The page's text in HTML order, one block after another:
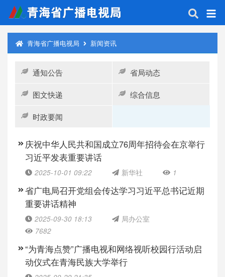
青海省广播电视局 新闻资讯
通知公告 省局动态
图文快递 综合信息
时政要闻
庆祝中华人民共和国成立76周年招待会在京举行
习近平发表重要讲话
2025-10-01 09:22 新华社 1
省广电局召开党组会传达学习习近平总书记近期
重要讲话精神
2025-09-30 18:13
局办公室
7682
“为青海点赞”广播电视和网络视听校园行活动启
动仪式在青海民族大学举行